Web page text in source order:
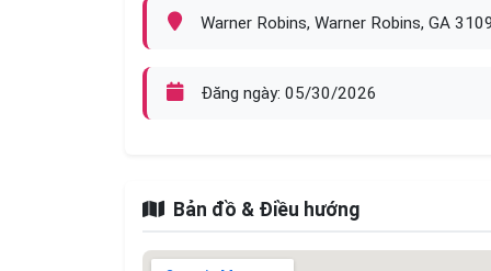
Warner Robins, Warner Robins, GA
Đăng ngày: 05/30/2026
Bản đồ & Điều hướng